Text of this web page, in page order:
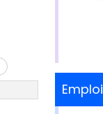
Emploi